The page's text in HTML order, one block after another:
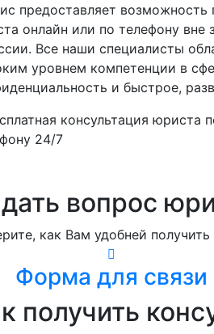
предоставляет возможность
онлайн или по телефону
Все наши специалисты
уровнем компетенции в
и быстрое,
вопрос
как Вам удобней
Форма для связи
получить